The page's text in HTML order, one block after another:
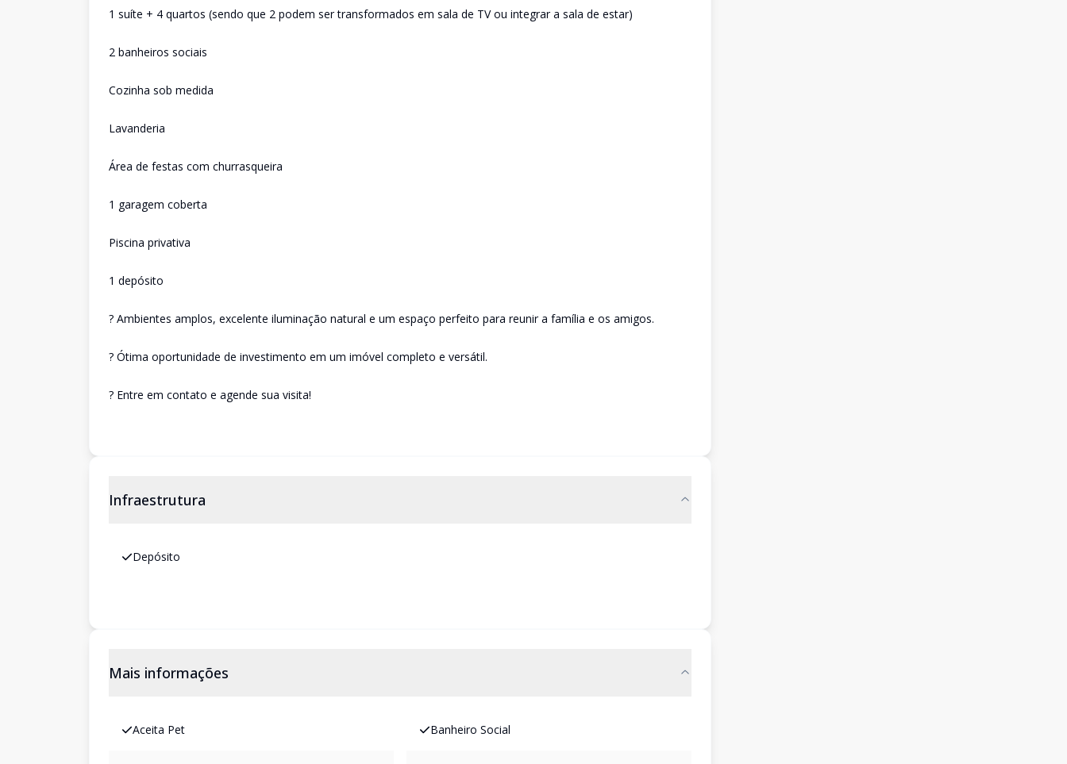
1 suíte + 4 quartos (sendo que 2 podem ser transformados em sala de TV ou integrar a sala de estar)
2 banheiros sociais
Cozinha sob medida
Lavanderia
Área de festas com churrasqueira
1 garagem coberta
Piscina privativa
1 depósito
? Ambientes amplos, excelente iluminação natural e um espaço perfeito para reunir a família e os amigos.
? Ótima oportunidade de investimento em um imóvel completo e versátil.
? Entre em contato e agende sua visita!
Infraestrutura
Depósito
Mais informações
Aceita Pet Banheiro Social